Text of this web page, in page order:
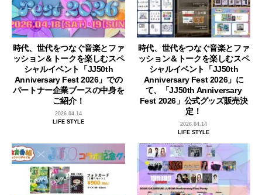
時代、世代をつなぐ音楽とファ
ッション＆トークを楽しむスペ
シャルイベント「JJ50th
Anniversary Fest 2026」での
パートナー企業ブースの中身を
ご紹介！
2026.04.14
LIFE STYLE
時代、世代をつなぐ音楽とファ
ッション＆トークを楽しむスペ
シャルイベント「JJ50th
Anniversary Fest 2026」に
て、「JJ50th Anniversary
Fest 2026」公式グッズ販売決
定！
2026.04.14
LIFE STYLE